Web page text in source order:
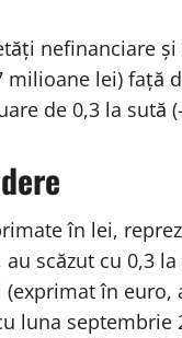
nefinanciare
milioane lei) față
de 0,3 la sută
în lei,
scăzut cu 0,3
în
luna